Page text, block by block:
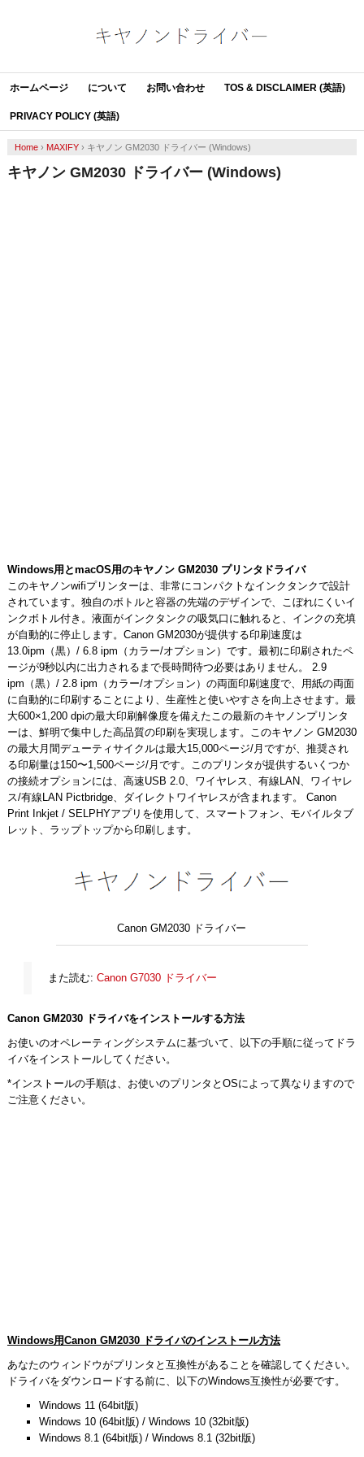
ホームページ について お問い合わせ TOS & DISCLAIMER (英語)
PRIVACY POLICY (英語)
Home› MAXIFY› キヤノン GM2030 ドライバー (Windows)
キヤノン GM2030 ドライバー (Windows)
Windows用とmacOS用のキヤノン GM2030 プリンタドライバ
このキヤノンwifiプリンターは、非常にコンパクトなインクタンクで設計
されています。独自のボトルと容器の先端のデザインで、こぼれにくいイ
ンクボトル付き。液面がインクタンクの吸気口に触れると、インクの充填
が自動的に停止します。Canon GM2030が提供する印刷速度は
13.0ipm（黒）/ 6.8 ipm（カラー/オプション）です。最初に印刷されたペ
ージが9秒以内に出力されるまで長時間待つ必要はありません。 2.9
ipm（黒）/ 2.8 ipm（カラー/オプション）の両面印刷速度で、用紙の両面
に自動的に印刷することにより、生産性と使いやすさを向上させます。最
大600×1,200 dpiの最大印刷解像度を備えたこの最新のキヤノンプリンタ
ーは、鮮明で集中した高品質の印刷を実現します。このキヤノン GM2030
の最大月間デューティサイクルは最大15,000ページ/月ですが、推奨され
る印刷量は150〜1,500ページ/月です。このプリンタが提供するいくつか
の接続オプションには、高速USB 2.0、ワイヤレス、有線LAN、ワイヤレ
ス/有線LAN Pictbridge、ダイレクトワイヤレスが含まれます。 Canon
Print Inkjet / SELPHYアプリを使用して、スマートフォン、モバイルタブ
レット、ラップトップから印刷します。
Canon GM2030 ドライバー
また読む: Canon G7030 ドライバー
Canon GM2030 ドライバをインストールする方法
お使いのオペレーティングシステムに基づいて、以下の手順に従ってドラ
イバをインストールしてください。
*インストールの手順は、お使いのプリンタとOSによって異なりますので
ご注意ください。
Windows用Canon GM2030 ドライバのインストール方法
あなたのウィンドウがプリンタと互換性があることを確認してください。
ドライバをダウンロードする前に、以下のWindows互換性が必要です。
Windows 11 (64bit版)
Windows 10 (64bit版) / Windows 10 (32bit版)
Windows 8.1 (64bit版) / Windows 8.1 (32bit版)